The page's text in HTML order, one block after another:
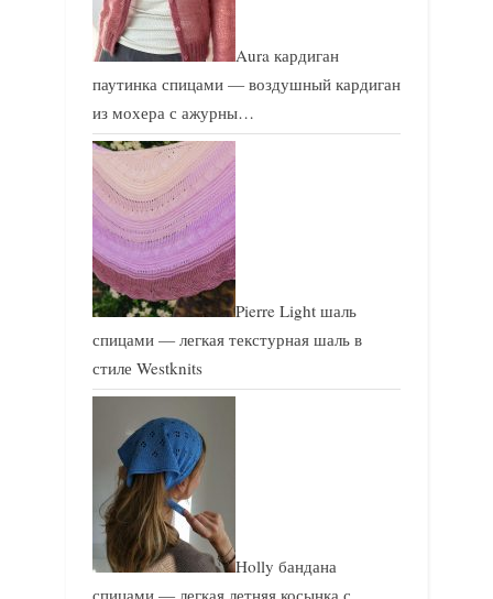
Aura кардиган
паутинка спицами — воздушный кардиган
из мохера с ажурны…
Pierre Light шаль
спицами — легкая текстурная шаль в
стиле Westknits
Holly бандана